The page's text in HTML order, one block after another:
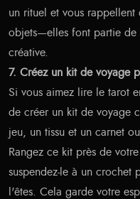
un rituel et vous rappellent
objets—elles font partie de
créative.
7. Créez un kit de voyage
Si vous aimez lire le tarot
de créer un kit de voyage
jeu, un tissu et un carnet
Rangez ce kit près de
suspendez-le à un
l'êtes. Cela garde votre